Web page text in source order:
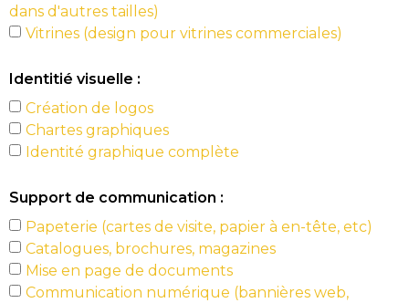
dans d'autres tailles)
Vitrines (design pour vitrines commerciales)
Identitié visuelle :
Création de logos
Chartes graphiques
Identité graphique complète
Support de communication :
Papeterie (cartes de visite, papier à en-tête, etc)
Catalogues, brochures, magazines
Mise en page de documents
Communication numérique (bannières web,